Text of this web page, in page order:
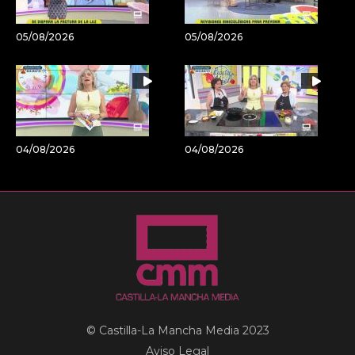
05/08/2026 05/08/2026
04/08/2026 04/08/2026
© Castilla-La Mancha Media 2023
Aviso Legal